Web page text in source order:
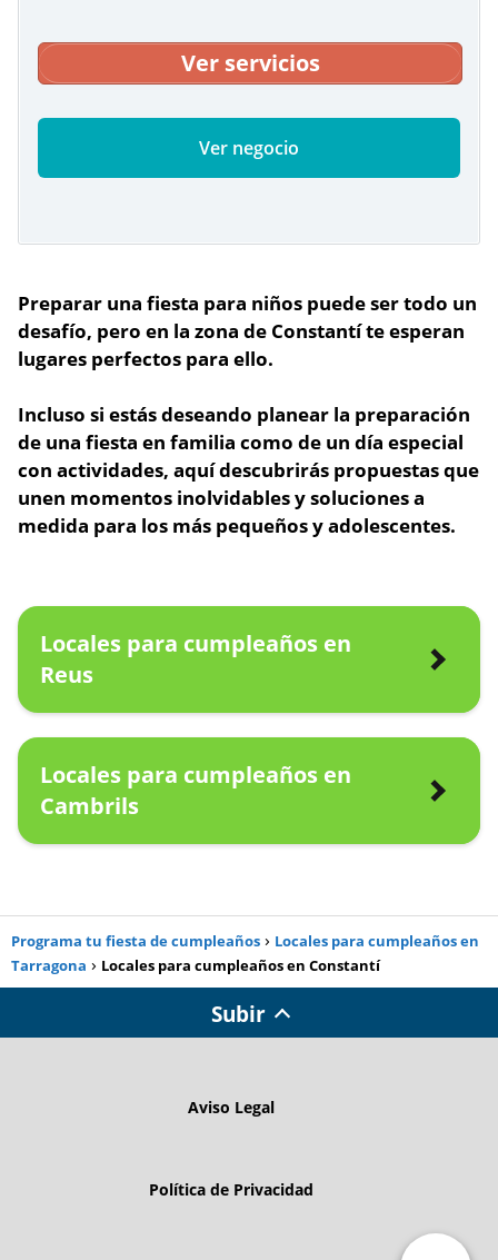
Ver servicios
Ver negocio
Preparar una fiesta para niños puede ser todo un
desafío, pero en la zona de Constantí te esperan
lugares perfectos para ello.
Incluso si estás deseando planear la preparación
de una fiesta en familia como de un día especial
con actividades, aquí descubrirás propuestas que
unen momentos inolvidablesy soluciones a
medida para los más pequeños y adolescentes.
Locales para cumpleaños en
Reus
Locales para cumpleaños en
Cambrils
Programa tu fiesta de cumpleaños
Locales para cumpleaños en
Tarragona
Locales para cumpleaños en Constantí
Subir
Aviso Legal
Política de Privacidad